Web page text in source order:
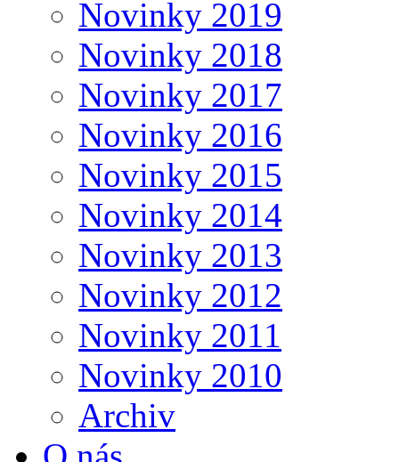
Novinky 2019
Novinky 2018
Novinky 2017
Novinky 2016
Novinky 2015
Novinky 2014
Novinky 2013
Novinky 2012
Novinky 2011
Novinky 2010
Archiv